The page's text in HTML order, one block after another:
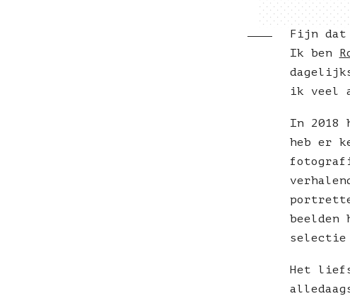
Fijn dat
Ik ben
ik veel
In 2018
heb er
beelden
selectie
Het